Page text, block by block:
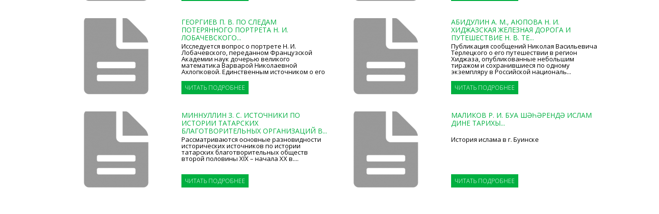
ГЕОРГИЕВ П. В. ПО СЛЕДАМ
ПОТЕРЯННОГО ПОРТРЕТА Н. И.
ЛОБАЧЕВСКОГО...
Исследуется вопрос о портрете Н. И.
Лобачевского, переданном Французской
Академии наук дочерью великого
математика Варварой Николаевной
Ахлопковой. Единственным источником о его
ЧИТАТЬ ПОДРОБНЕЕ
АБИДУЛИН А. М., АЮПОВА Н. И.
ХИДЖАЗСКАЯ ЖЕЛЕЗНАЯ ДОРОГА И
ПУТЕШЕСТВИЕ Н. В. ТЕ...
Публикация сообщений Николая Васильевича
Терлецкого о его путешествии в регион
Хиджаза, опубликованные небольшим
тиражом и сохранившиеся по одному
экземпляру в Российской националь...
ЧИТАТЬ ПОДРОБНЕЕ
МИННУЛЛИН З. C. ИСТОЧНИКИ ПО
ИСТОРИИ ТАТАРСКИХ
БЛАГОТВОРИТЕЛЬНЫХ ОРГАНИЗАЦИЙ В...
Рассматриваются основные разновидности
исторических источников по истории
татарских благотворительных обществ
второй половины XIX – начала XX в....
ЧИТАТЬ ПОДРОБНЕЕ
МАЛИКОВ Р. И. БУА ШӘҺӘРЕНДӘ ИСЛАМ
ДИНЕ ТАРИХЫ...
История ислама в г. Буинске
ЧИТАТЬ ПОДРОБНЕЕ